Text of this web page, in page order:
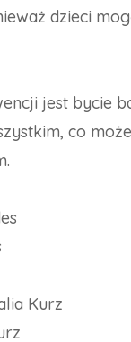
dzieci
jest bycie
co
Kurz